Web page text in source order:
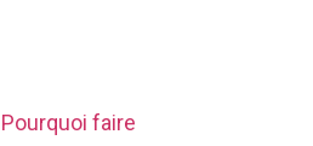
Pourquoi faire